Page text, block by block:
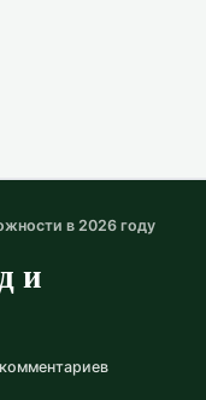
в 2026 году
и